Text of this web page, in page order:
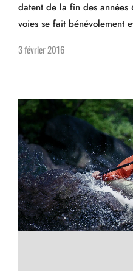
datent de la fin des années
voies se fait bénévolement
3 février 2016